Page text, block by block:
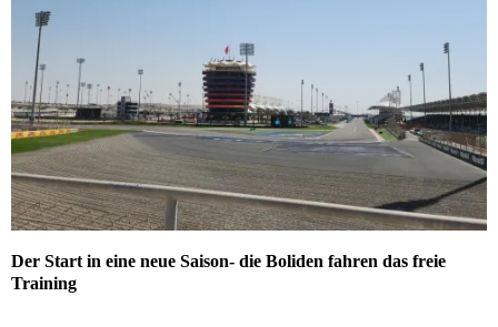
Der Start in eine neue Saison- die Boliden fahren das freie
Training